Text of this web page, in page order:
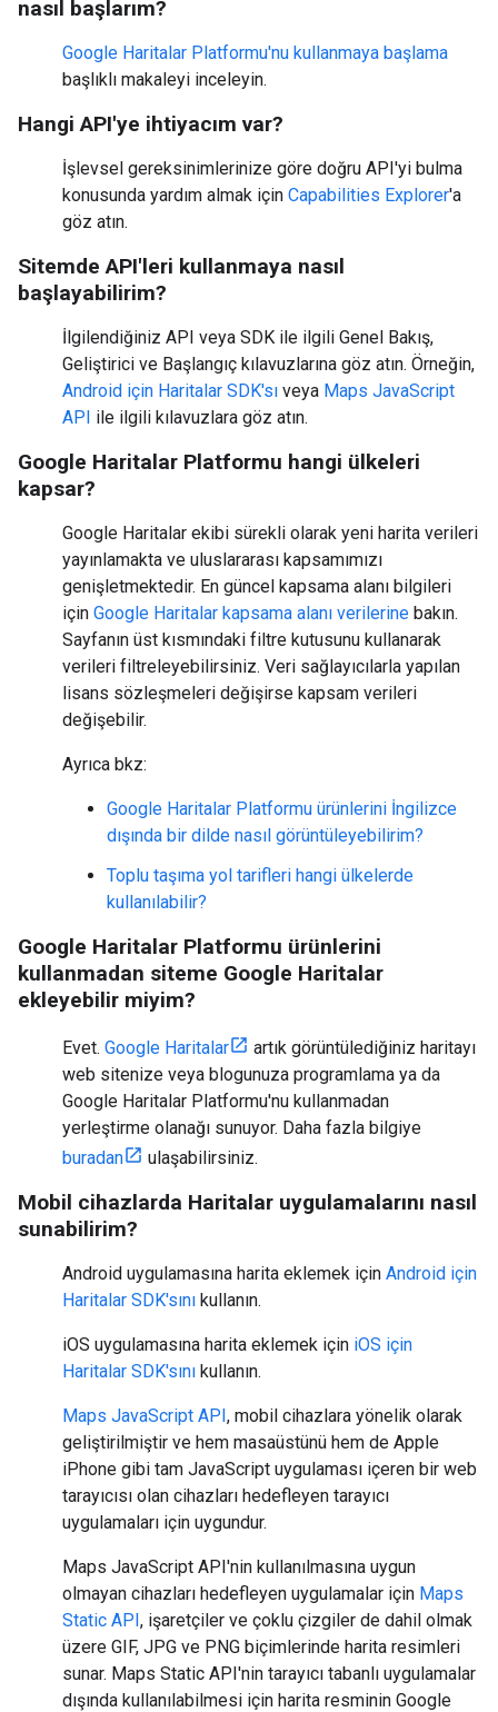
nasıl başlarım?
Google Haritalar Platformu'nu kullanmaya başlama
başlıklı makaleyi inceleyin.
Hangi API'ye ihtiyacım var?
İşlevsel gereksinimlerinize göre doğru API'yi bulma
konusunda yardım almak için Capabilities Explorer'a
göz atın.
Sitemde API'leri kullanmaya nasıl
başlayabilirim?
İlgilendiğiniz API veya SDK ile ilgili Genel Bakış,
Geliştirici ve Başlangıç kılavuzlarına göz atın. Örneğin,
Android için Haritalar SDK'sı veya Maps JavaScript
API ile ilgili kılavuzlara göz atın.
Google Haritalar Platformu hangi ülkeleri
kapsar?
Google Haritalar ekibi sürekli olarak yeni harita verileri
yayınlamakta ve uluslararası kapsamımızı
genişletmektedir. En güncel kapsama alanı bilgileri
için Google Haritalar kapsama alanı verilerine bakın.
Sayfanın üst kısmındaki filtre kutusunu kullanarak
verileri filtreleyebilirsiniz. Veri sağlayıcılarla yapılan
lisans sözleşmeleri değişirse kapsam verileri
değişebilir.
Ayrıca bkz:
Google Haritalar Platformu ürünlerini İngilizce
dışında bir dilde nasıl görüntüleyebilirim?
Toplu taşıma yol tarifleri hangi ülkelerde
kullanılabilir?
Google Haritalar Platformu ürünlerini
kullanmadan siteme Google Haritalar
ekleyebilir miyim?
Evet. Google Haritalar
artık görüntülediğiniz haritayı
web sitenize veya blogunuza programlama ya da
Google Haritalar Platformu'nu kullanmadan
yerleştirme olanağı sunuyor. Daha fazla bilgiye
buradan
ulaşabilirsiniz.
Mobil cihazlarda Haritalar uygulamalarını nasıl
sunabilirim?
Android uygulamasına harita eklemek için Android için
Haritalar SDK'sını kullanın.
iOS uygulamasına harita eklemek için iOS için
Haritalar SDK'sını kullanın.
Maps JavaScript API, mobil cihazlara yönelik olarak
geliştirilmiştir ve hem masaüstünü hem de Apple
iPhone gibi tam JavaScript uygulaması içeren bir web
tarayıcısı olan cihazları hedefleyen tarayıcı
uygulamaları için uygundur.
Maps JavaScript API'nin kullanılmasına uygun
olmayan cihazları hedefleyen uygulamalar için Maps
Static API, işaretçiler ve çoklu çizgiler de dahil olmak
üzere GIF, JPG ve PNG biçimlerinde harita resimleri
sunar. Maps Static API'nin tarayıcı tabanlı uygulamalar
dışında kullanılabilmesi için harita resminin Google